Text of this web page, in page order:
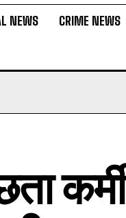
NEWS CRIME NEWS
कर्मी